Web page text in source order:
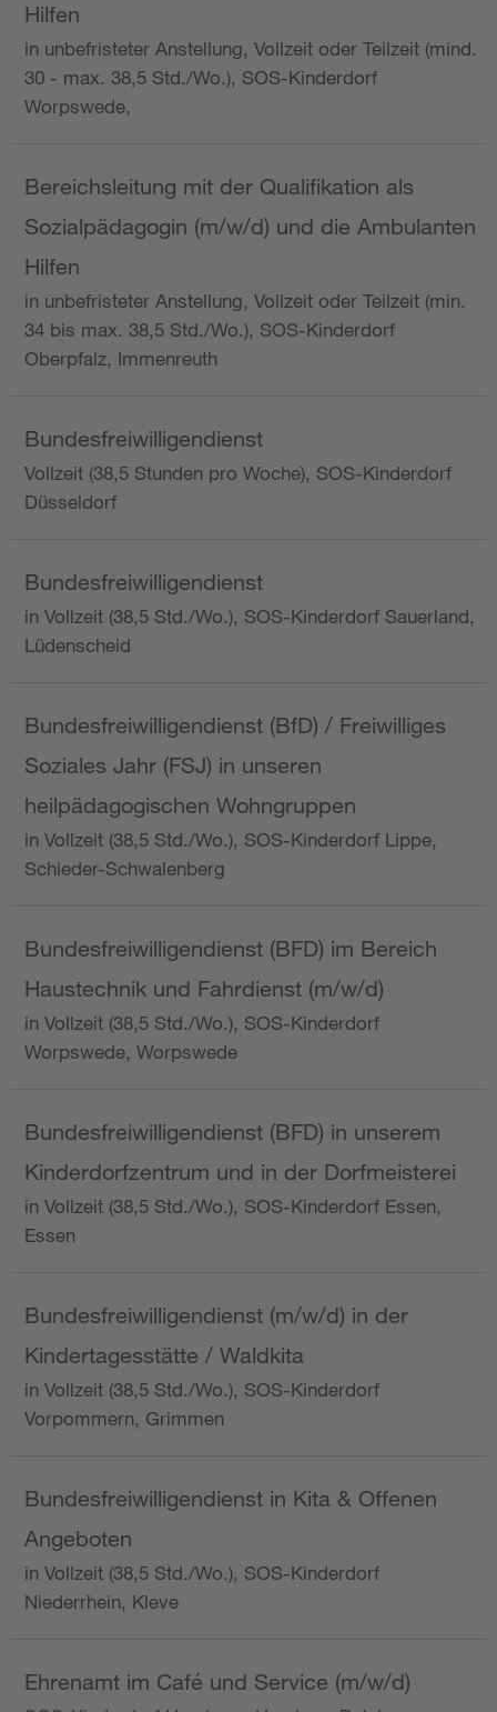
Hilfen
in unbefristeter Anstellung, Vollzeit oder Teilzeit (mind.
30 - max. 38,5 Std./Wo.), SOS-Kinderdorf
Worpswede,
Bereichsleitung mit der Qualifikation als
Sozialpädagogin (m/w/d) und die Ambulanten
Hilfen
in unbefristeter Anstellung, Vollzeit oder Teilzeit (min.
34 bis max. 38,5 Std./Wo.), SOS-Kinderdorf
Oberpfalz, Immenreuth
Bundesfreiwilligendienst
Vollzeit (38,5 Stunden pro Woche), SOS-Kinderdorf
Düsseldorf
Bundesfreiwilligendienst
in Vollzeit (38,5 Std./Wo.), SOS-Kinderdorf Sauerland,
Lüdenscheid
Bundesfreiwilligendienst (BfD) / Freiwilliges
Soziales Jahr (FSJ) in unseren
heilpädagogischen Wohngruppen
in Vollzeit (38,5 Std./Wo.), SOS-Kinderdorf Lippe,
Schieder-Schwalenberg
Bundesfreiwilligendienst (BFD) im Bereich
Haustechnik und Fahrdienst (m/w/d)
in Vollzeit (38,5 Std./Wo.), SOS-Kinderdorf
Worpswede, Worpswede
Bundesfreiwilligendienst (BFD) in unserem
Kinderdorfzentrum und in der Dorfmeisterei
in Vollzeit (38,5 Std./Wo.), SOS-Kinderdorf Essen,
Essen
Bundesfreiwilligendienst (m/w/d) in der
Kindertagesstätte / Waldkita
in Vollzeit (38,5 Std./Wo.), SOS-Kinderdorf
Vorpommern, Grimmen
Bundesfreiwilligendienst in Kita & Offenen
Angeboten
in Vollzeit (38,5 Std./Wo.), SOS-Kinderdorf
Niederrhein, Kleve
Ehrenamt im Café und Service (m/w/d)